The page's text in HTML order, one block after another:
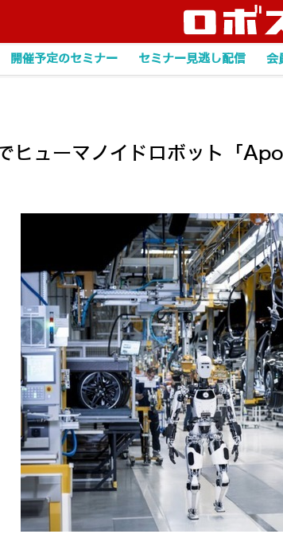
開催予定のセミナー セミナー見逃し配信 会
ヒューマノイドロボット「